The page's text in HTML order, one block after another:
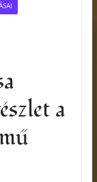
a